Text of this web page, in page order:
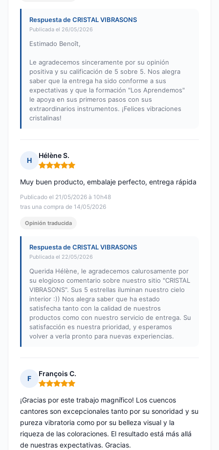
Respuesta de CRISTAL VIBRASONS
Publicada el 26/05/2026
Estimado Benoît,
Le agradecemos sinceramente por su opinión
positiva y su calificación de 5 sobre 5. Nos alegra
saber que la entrega ha sido conforme a sus
expectativas y que la formación "Los Aprendemos"
le apoya en sus primeros pasos con sus
extraordinarios instrumentos. ¡Felices vibraciones
cristalinas!
H
Hélène S.
Nota: 5 de 5
Publicado el 21/05/2026 à 10h48
tras una compra de 14/05/2026
Muy buen producto, embalaje perfecto, entrega rápida
Opinión traducida
Respuesta de CRISTAL VIBRASONS
Publicada el 22/05/2026
Querida Hélène, le agradecemos calurosamente por
su elogioso comentario sobre nuestro sitio "CRISTAL
VIBRASONS". Sus 5 estrellas iluminan nuestro cielo
interior :)) Nos alegra saber que ha estado
satisfecha tanto con la calidad de nuestros
productos como con nuestro servicio de entrega. Su
satisfacción es nuestra prioridad, y esperamos
volver a verla pronto para nuevas experiencias.
F
François C.
Nota: 5 de 5
¡Gracias por este trabajo magnífico! Los cuencos
cantores son excepcionales tanto por su sonoridad y su
pureza vibratoria como por su belleza visual y la
riqueza de las coloraciones. El resultado está más allá
de nuestras expectativas. Gracias.